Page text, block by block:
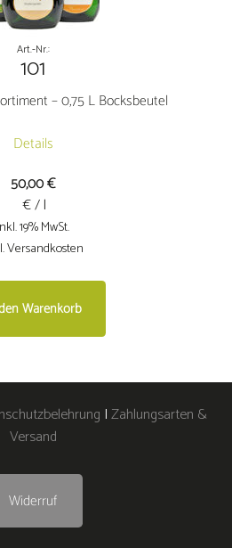
Art.-Nr.:
101
– 0,75 L Bocksbeutel
Details
50,00€
€ / l
19% MwSt.
Versandkosten
Warenkorb
|Zahlungsarten &
Versand
Widerruf